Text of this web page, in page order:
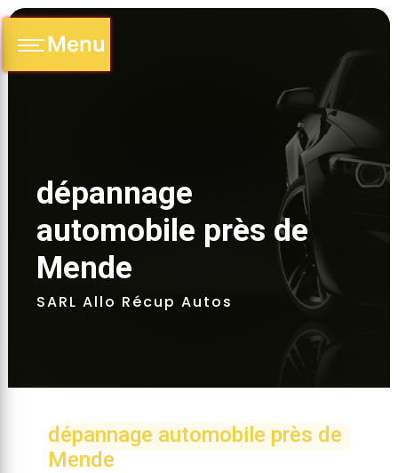
Menu
dépannage
automobile près de
Mende
SARL Allo Récup Autos
dépannage automobile près de
Mende
Panneau de gestion des cookies